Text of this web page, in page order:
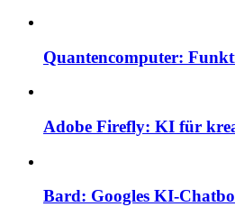
Quantencomputer:
Adobe Firefly: KI für
Bard: Googles KI-